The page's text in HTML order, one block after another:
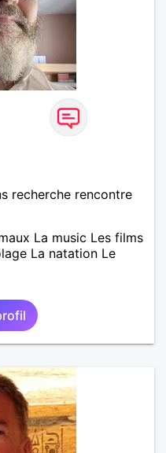
recherche rencontre
La music Les films
La natation Le